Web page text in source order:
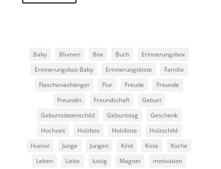
Baby Blumen Box Buch
Erinnerungsbox
Erinnerungsbox Baby
Erinnerungskiste
Familie
Flaschenanhänger
Flur Freude
Freunde
Freundin
Freundschaft
Geburt
Geburtsdatenschild
Geburtstag
Geschenk
Hochzeit
Holzbox Holzkiste
Holzschild
Humor
Junge Jungen Kind Kiste
Küche
Leben
Liebe lustig Magnet
motivation